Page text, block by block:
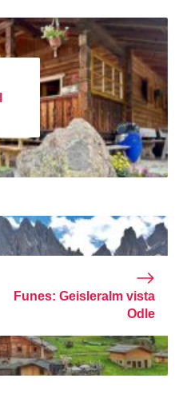
Funes: Geisleralm vista
Odle